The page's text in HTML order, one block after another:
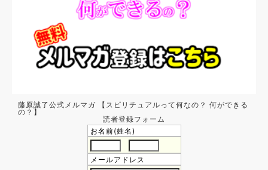
藤原誠了公式メルマガ 【スピリチュアルって何なの？ 何ができる
の？】
読者登録フォーム
お名前(姓名)
メールアドレス